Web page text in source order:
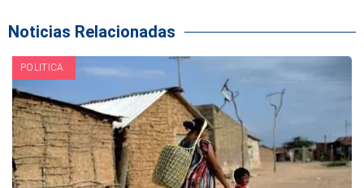
Noticias Relacionadas
POLITICA